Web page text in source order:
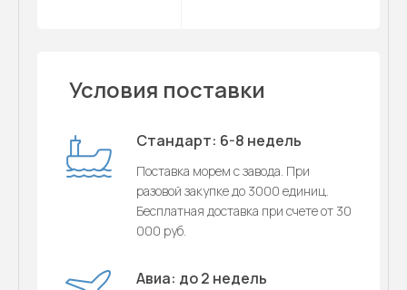
Условия поставки
Стандарт: 6-8 недель
Поставка морем с завода. При
разовой закупке до 3000 единиц.
Бесплатная доставка при счете от 30
000 руб.
Авиа: до 2 недель